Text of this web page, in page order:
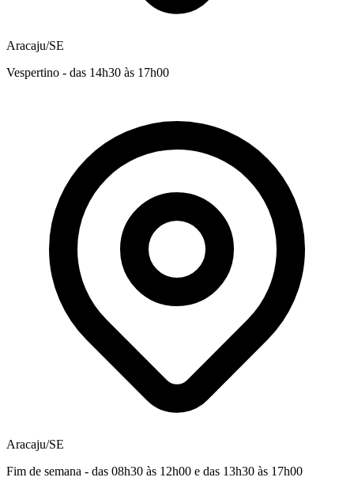
Aracaju/SE
Vespertino - das 14h30 às 17h00
Aracaju/SE
Fim de semana - das 08h30 às 12h00 e das 13h30 às 17h00